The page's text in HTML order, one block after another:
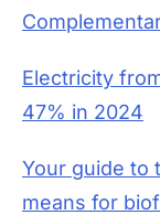
Electricity
47% in 2024
Your guide to
means for